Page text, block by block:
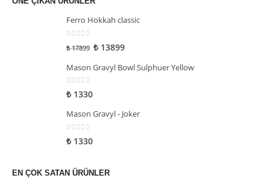
Ferro Hokkah classic
5 üzerinden
₺17899 ₺ 13899
Mason Gravyl Bowl Sulphuer Yellow
0 5 üzerinden
₺ 1330
Mason Gravyl - Joker
0
₺ 1330
EN ÇOK SATAN ÜRÜNLER